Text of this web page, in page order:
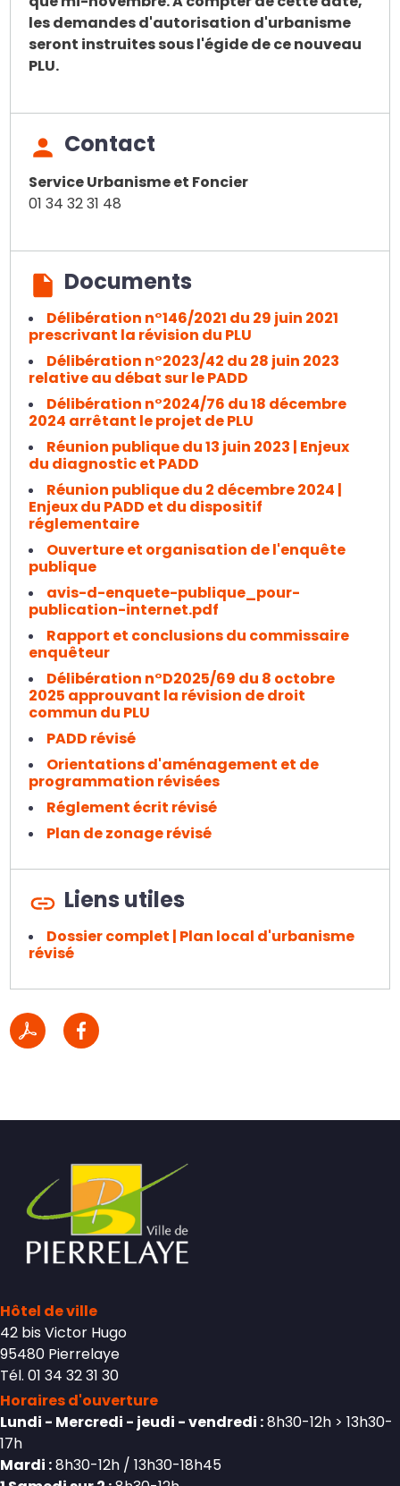
les demandes d'autorisation d'urbanisme
seront instruites sous l'égide de ce nouveau
PLU.
Contact
Service Urbanisme et Foncier
01 34 32 31 48
Documents
Délibération n°146/2021 du 29 juin 2021
prescrivant la révision du PLU
Délibération n°2023/42 du 28 juin 2023
relative au débat sur le PADD
Délibération n°2024/76 du 18 décembre
2024 arrêtant le projet de PLU
Réunion publique du 13 juin 2023 | Enjeux
du diagnostic et PADD
Réunion publique du 2 décembre 2024 |
Enjeux du PADD et du dispositif
réglementaire
Ouverture et organisation de l'enquête
publique
avis-d-enquete-publique_pour-
publication-internet.pdf
Rapport et conclusions du commissaire
enquêteur
Délibération n°D2025/69 du 8 octobre
2025 approuvant la révision de droit
commun du PLU
PADD révisé
Orientations d'aménagement et de
programmation révisées
Réglement écrit révisé
Plan de zonage révisé
Liens utiles
Dossier complet | Plan local d'urbanisme
révisé
Hôtel de ville
42 bis Victor Hugo
95480 Pierrelaye
Tél. 01 34 32 31 30
Horaires d'ouverture
Lundi - Mercredi - jeudi - vendredi :8h30-12h > 13h30-
17h
Mardi :8h30-12h / 13h30-18h45